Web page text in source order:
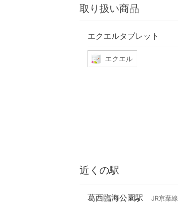
取り扱い商品
エクエルタブレット
エクエル
近くの駅
葛西臨海公園駅 JR京葉線